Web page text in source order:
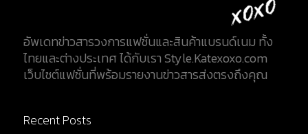
อัพเดทข่าวสารวงการแฟชั่นและสินค้าแบรนด์เนม ทั้ง
ไทยและต่างประเทศ ได้กับเรา Style.Katexoxo.com
เว็บไซต์แฟชั่นที่พร้อมรายงานข่าวสารส่งตรงถึงคุณ
Recent Posts